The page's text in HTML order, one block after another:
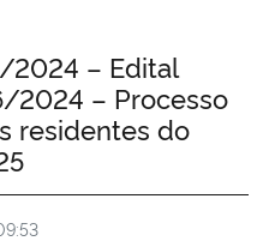
– Edital
2024 – Processo
residentes do